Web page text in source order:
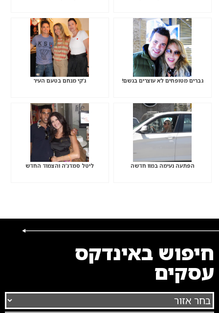
גברים מטופחים לא עוצרים בגשם! ג’קי מנחם בטעם העיר
הפתעה נעימה במוו חדשה ליטל סמדג’ה והצמוד החדש
חיפוש באינדקס
עסקים